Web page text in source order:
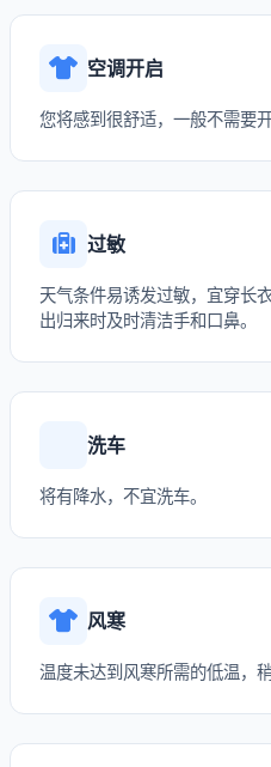
空调开启
您将感到很舒适，一般不需要开
过敏
天气条件易诱发过敏，宜穿长
出归来时及时清洁手和口鼻。
洗车
将有降水，不宜洗车。
风寒
温度未达到风寒所需的低温，